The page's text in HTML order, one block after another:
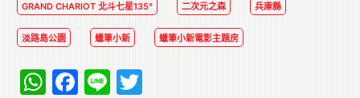
GRAND CHARIOT 北斗七星135° 二次元之森 兵庫縣
淡路島公園 蠟筆小新 蠟筆小新電影主題房
WhatsApp
Facebook
Line